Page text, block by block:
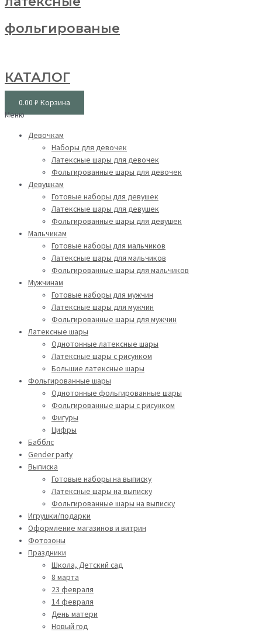
фольгированые
КАТАЛОГ
0.00 ₽ Корзина
Меню
Девочкам
Наборы для девочек
Латексные шары для девочек
Фольгированные шары для девочек
Девушкам
Готовые наборы для девушек
Латексные шары для девушек
Фольгированные шары для девушек
Мальчикам
Готовые наборы для мальчиков
Латексные шары для мальчиков
Фольгированные шары для мальчиков
Мужчинам
Готовые наборы для мужчин
Латексные шары для мужчин
Фольгированные шары для мужчин
Латексные шары
Однотонные латексные шары
Латексные шары с рисунком
Большие латексные шары
Фольгированные шары
Однотонные фольгированные шары
Фольгированные шары с рисунком
Фигуры
Цифры
Бабблс
Gender party
Выписка
Готовые наборы на выписку
Латексные шары на выписку
Фольгированные шары на выписку
Игрушки/подарки
Оформление магазинов и витрин
Фотозоны
Праздники
Школа, Детский сад
8 марта
23 февраля
14 февраля
День матери
Новый год